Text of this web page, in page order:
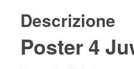
Descrizione
Poster 4